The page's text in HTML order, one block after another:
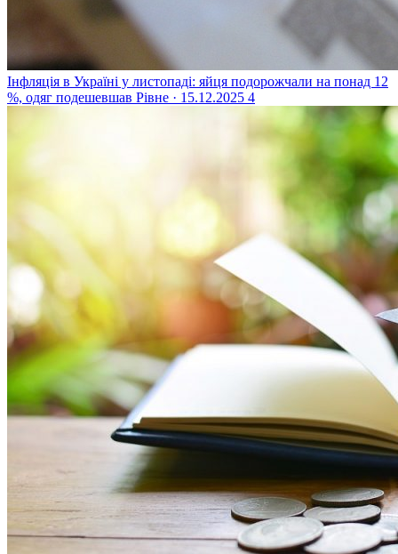
Інфляція в Україні у листопаді: яйця подорожчали на понад 12
%, одяг подешевшав Рівне · 15.12.2025 4